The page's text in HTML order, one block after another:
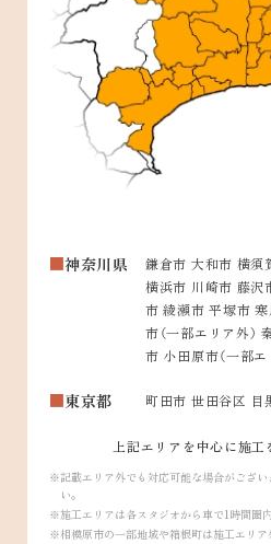
神奈川県
鎌倉市 大和市 横須
横浜市 川崎市 藤沢
市 綾瀬市 平塚市
市（一部エリア外）
市 小田原市（一部エ
東京都 町田市 世田谷区 目
上記エリアを中心に施工
記載エリア外でも対応可能な場合がござ
い。
施工エリアは各スタジオから車で1時間圏
相模原市の一部地域や箱根町は施工エリア